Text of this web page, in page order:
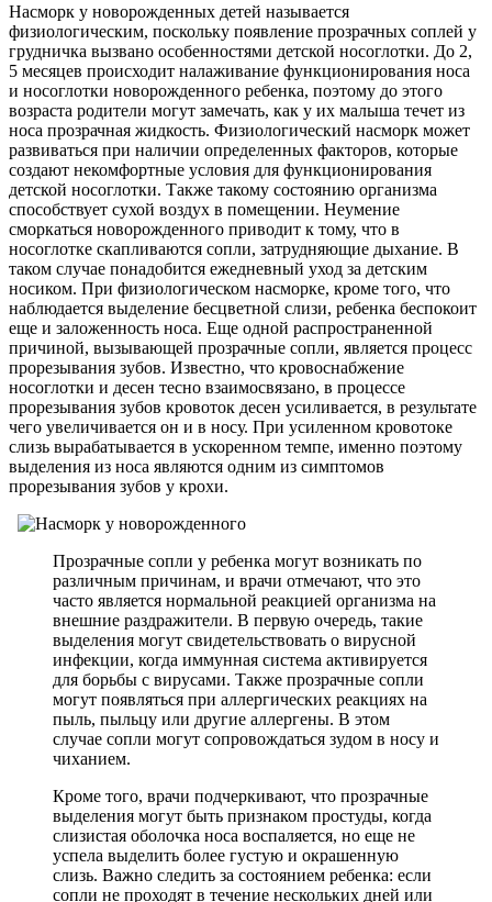
Насморк у новорожденных детей называется
физиологическим, поскольку появление прозрачных соплей у
грудничка вызвано особенностями детской носоглотки. До 2,
5 месяцев происходит налаживание функционирования носа
и носоглотки новорожденного ребенка, поэтому до этого
возраста родители могут замечать, как у их малыша течет из
носа прозрачная жидкость. Физиологический насморк может
развиваться при наличии определенных факторов, которые
создают некомфортные условия для функционирования
детской носоглотки. Также такому состоянию организма
способствует сухой воздух в помещении. Неумение
сморкаться новорожденного приводит к тому, что в
носоглотке скапливаются сопли, затрудняющие дыхание. В
таком случае понадобится ежедневный уход за детским
носиком. При физиологическом насморке, кроме того, что
наблюдается выделение бесцветной слизи, ребенка беспокоит
еще и заложенность носа. Еще одной распространенной
причиной, вызывающей прозрачные сопли, является процесс
прорезывания зубов. Известно, что кровоснабжение
носоглотки и десен тесно взаимосвязано, в процессе
прорезывания зубов кровоток десен усиливается, в результате
чего увеличивается он и в носу. При усиленном кровотоке
слизь вырабатывается в ускоренном темпе, именно поэтому
выделения из носа являются одним из симптомов
прорезывания зубов у крохи.
Прозрачные сопли у ребенка могут возникать по
различным причинам, и врачи отмечают, что это
часто является нормальной реакцией организма на
внешние раздражители. В первую очередь, такие
выделения могут свидетельствовать о вирусной
инфекции, когда иммунная система активируется
для борьбы с вирусами. Также прозрачные сопли
могут появляться при аллергических реакциях на
пыль, пыльцу или другие аллергены. В этом
случае сопли могут сопровождаться зудом в носу и
чиханием.
Кроме того, врачи подчеркивают, что прозрачные
выделения могут быть признаком простуды, когда
слизистая оболочка носа воспаляется, но еще не
успела выделить более густую и окрашенную
слизь. Важно следить за состоянием ребенка: если
сопли не проходят в течение нескольких дней или